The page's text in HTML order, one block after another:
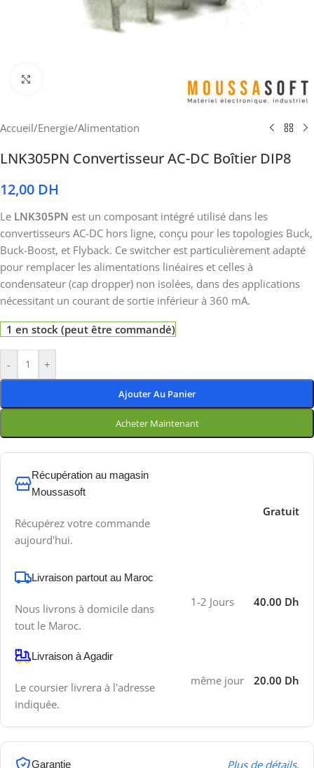
Accueil/Energie/Alimentation
LNK305PN Convertisseur AC-DC Boîtier DIP8
12,00 DH
Le LNK305PN est un composant intégré utilisé dans les
convertisseurs AC-DC hors ligne, conçu pour les topologies Buck,
Buck-Boost, et Flyback. Ce switcher est particulièrement adapté
pour remplacer les alimentations linéaires et celles à
condensateur (cap dropper) non isolées, dans des applications
nécessitant un courant de sortie inférieur à 360 mA.
1 en stock (peut être commandé)
- +
Ajouter Au Panier
Acheter Maintenant
Récupération au magasin
Moussasoft
Récupérez votre commande
aujourd'hui.
Gratuit
Livraison partout au Maroc
Nous livrons à domicile dans
tout le Maroc.
1-2 Jours 40.00 Dh
Livraison à Agadir
Le coursier livrera à l'adresse
indiquée.
même jour 20.00 Dh
Garantie Plus de détails.